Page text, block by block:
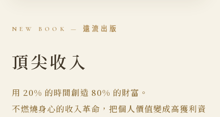
NEW BOOK — 遠流出版
頂尖收入
用 20% 的時間創造 80% 的財富。
不燃燒身心的收入革命，把個人價值變成高獲利資